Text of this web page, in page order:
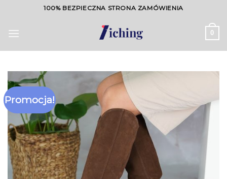
content
100% BEZPIECZNA STRONA ZAMÓWIENIA
0
Promocja!